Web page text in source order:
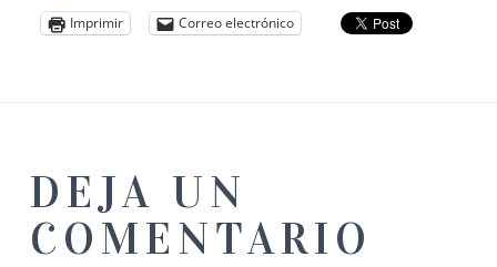
Imprimir Correo electrónico
DEJA UN
COMENTARIO